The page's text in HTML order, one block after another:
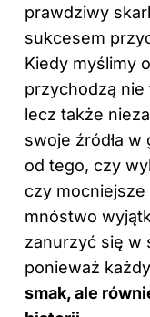
prawdziwy
sukcesem
Kiedy myślimy
przychodzą
lecz także
swoje źródła
od tego, czy
czy
mnóstwo
zanurzyć się w
ponieważ
smak, ale